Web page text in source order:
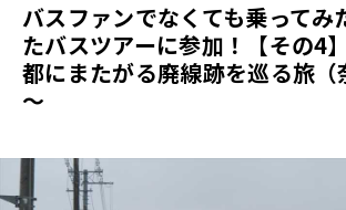
バスファンでなくても乗ってみ
たバスツアーに参加！【その4
都にまたがる廃線跡を巡る旅（
～